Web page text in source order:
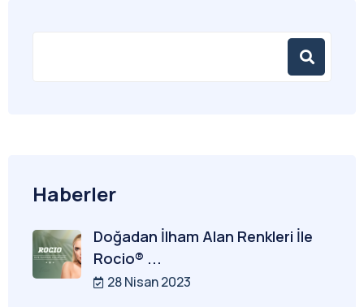
Haberler
Doğadan İlham Alan Renkleri İle
Rocio® ...
28 Nisan 2023